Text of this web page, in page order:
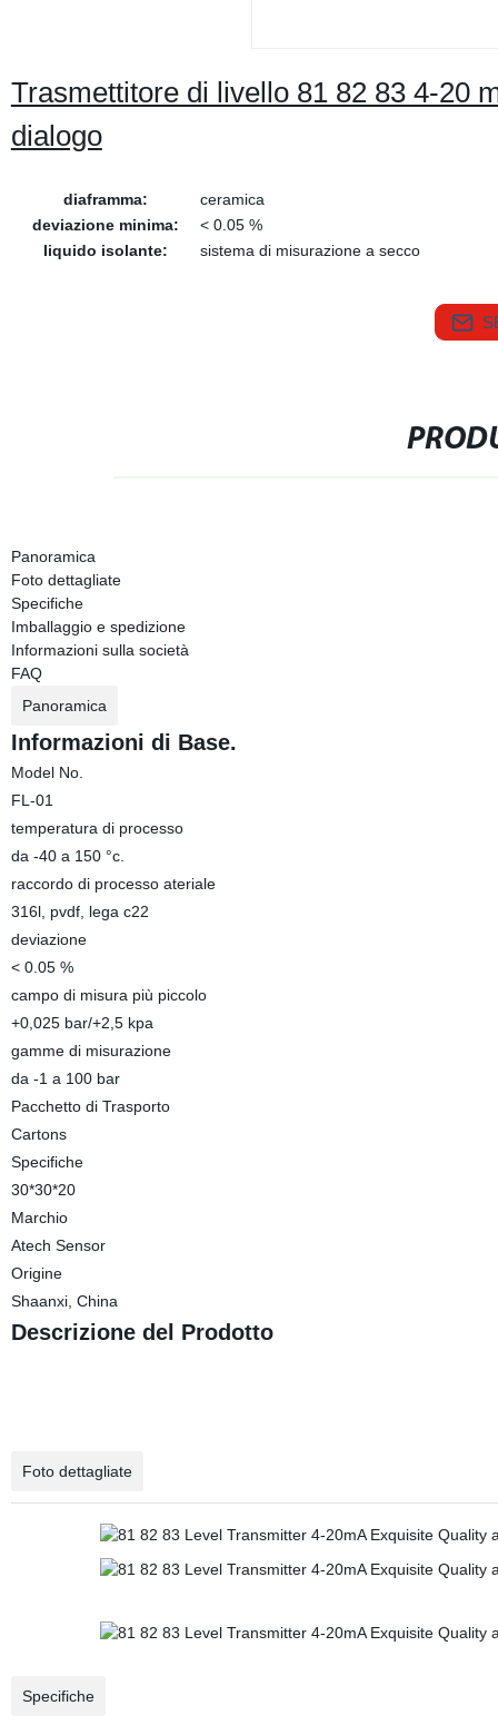
Trasmettitore di livello 81 82 83 4-20
dialogo
diaframma:
ceramica
deviazione minima:
< 0.05 %
liquido isolante:
sistema di misurazione a secco
Panoramica
Foto dettagliate
Specifiche
Imballaggio e spedizione
Informazioni sulla società
FAQ
Panoramica
Informazioni di Base.
Model No.
FL-01
temperatura di processo
da -40 a 150 °c.
raccordo di processo ateriale
316l, pvdf, lega c22
deviazione
< 0.05 %
campo di misura più piccolo
+0,025 bar/+2,5 kpa
gamme di misurazione
da -1 a 100 bar
Pacchetto di Trasporto
Cartons
Specifiche
30*30*20
Marchio
Atech Sensor
Origine
Shaanxi, China
Descrizione del Prodotto
Foto dettagliate
Specifiche